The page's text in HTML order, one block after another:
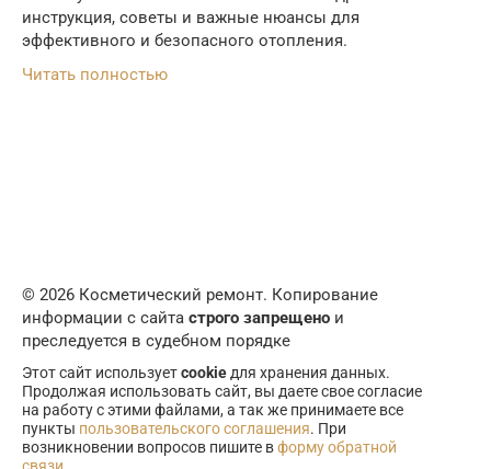
инструкция, советы и важные нюансы для
эффективного и безопасного отопления.
Читать полностью
© 2026 Косметический ремонт. Копирование
информации с сайта строго запрещено и
преследуется в судебном порядке
Этот сайт используетcookie для хранения данных.
Продолжая использовать сайт, вы даете свое согласие
на работу с этими файлами, а так же принимаете все
пункты пользовательского соглашения. При
возникновении вопросов пишите вформу обратной